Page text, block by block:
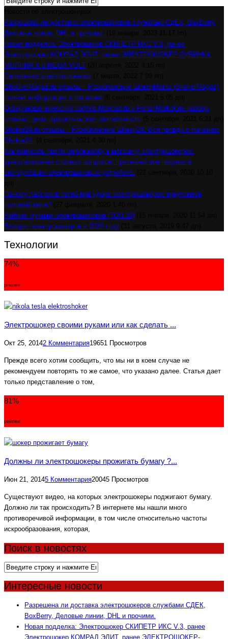
Разрешена ли доставка электрошокеров службами СДЕК, BoxBerry,
Деловые линии, DHL и прочими.
Новая подделка: Электрошокер СКИПЕТР ИКС V.3, ранее
Электрошокер КОМРАД ЭЛИТ, ранее ЭЛЕКТРОШОКЕР-ДУБИНКА
МОЛНИЯ Х-8 MEGA VOLT
Самовывоз электрошокеров
ShockerMagaz.ru отзывы – Разоблачение ШокерМагаз (ShokerMagaz),
полная информация о магазине
Обзор мошеннических сайтов Magnad.ru и FonariMarket.ru: разбор,
отзывы, цены, вредительская деятельность
Shoker24.ru отзывы – Разоблачение Шокер24. Вся правда о магазине
Shoker24.
Как написать претензию/жалобу к магазину электрошокеров:
урегулирование спорных вопросов, претензий при покупке и
эксплуатации электрошоковых устройств.
Почему пассажир погиб при ударе электрошокером иркутскими
полицейскими?
Рейтинг лучших электрошокеров (ТОП-10)
Возврат электрошокеров в 2026 году
Технологии
74%
рейтинг
Электрошокер своими руками или как сделать ...
Окт 25, 20142 Комментария19651 Просмотров
Прежде всего хотим сообщить, что мы ни в коем случае не
рекомендуем повторять то же самое, что указано далее. Статья дает
только представление о том,
81%
рейтинг
Должны ли электрошокеры прожигать бумагу ?...
Июн 21, 20145 Комментария20045 Просмотров
Cуществуют видео, на которых электрошокеры поджигают бумагу.
Должно ли так происходить? В интернете мы нашли много
противоречивой информации, в том числе относительно частоты
искрообразования, которая,
Поиск в новостях
Интересные новости
Разрешена ли доставка электрошокеров службами СДЕК,
BoxBerry, Деловые линии, DHL и прочими.
Новая подделка: Электрошокер СКИПЕТР ИКС V.3, ранее
Электрошокер КОМРАД ЭЛИТ, ранее ЭЛЕКТРОШОКЕР-